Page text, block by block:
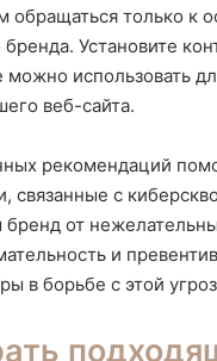
обращаться только к
Установите
использовать
веб-сайта.
рекомендаций
связанные с
бренд от
и
в борьбе с этой